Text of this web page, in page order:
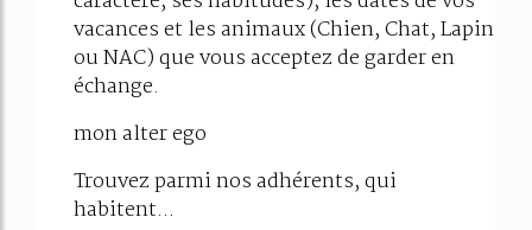
vacances et les animaux (Chien, Chat, Lapin
ou NAC) que vous acceptez de garder en
échange.
mon alter ego
Trouvez parmi nos adhérents, qui
habitent...